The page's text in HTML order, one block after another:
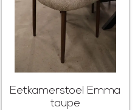
Eetkamerstoel Emma
taupe